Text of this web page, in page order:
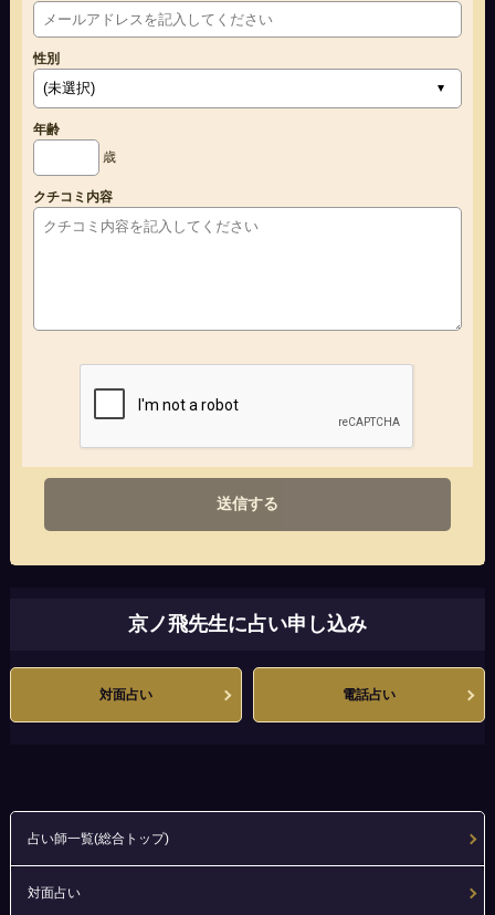
性別
年齢
歳
クチコミ内容
送信する
京ノ飛先生に占い申し込み
対面占い 電話占い
占い師一覧(総合トップ)
対面占い